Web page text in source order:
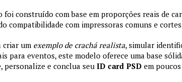
foi construído com base em proporções reais de
compatibilidade com impressoras comuns e
criar um exemplo de crachá realista, simular
para eventos, este modelo oferece uma base
personalize e conclua seu ID card PSD em